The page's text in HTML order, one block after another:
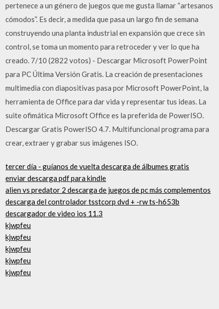
pertenece a un género de juegos que me gusta llamar “artesanos
cómodos”. Es decir, a medida que pasa un largo fin de semana
construyendo una planta industrial en expansión que crece sin
control, se toma un momento para retroceder y ver lo que ha
creado. 7/10 (2822 votos) - Descargar Microsoft PowerPoint
para PC Última Versión Gratis. La creación de presentaciones
multimedia con diapositivas pasa por Microsoft PowerPoint, la
herramienta de Office para dar vida y representar tus ideas. La
suite ofimática Microsoft Office es la preferida de PowerISO.
Descargar Gratis PowerISO 4.7. Multifuncional programa para
crear, extraer y grabar sus imágenes ISO.
tercer día - guíanos de vuelta descarga de álbumes gratis
enviar descarga pdf para kindle
alien vs predator 2 descarga de juegos de pc más complementos
descarga del controlador tsstcorp dvd + -rw ts-h653b
descargador de video ios 11.3
kjwpfeu
kjwpfeu
kjwpfeu
kjwpfeu
kjwpfeu